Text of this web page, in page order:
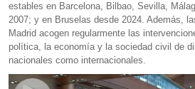
estables en Barcelona, Bilbao, Sevilla,
2007; y en Bruselas desde 2024. Además,
Madrid acogen regularmente las
política, la economía y la sociedad civil de
nacionales como internacionales.